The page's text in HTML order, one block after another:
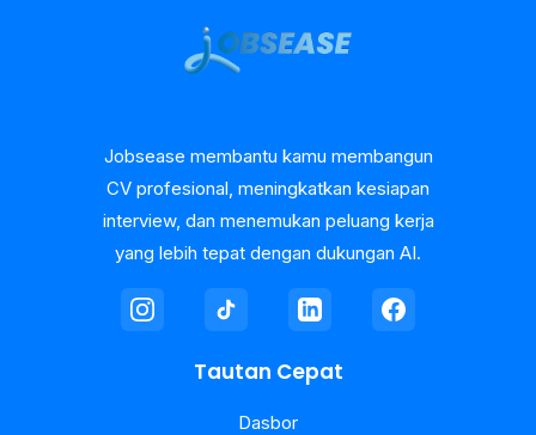
Jobsease membantu kamu membangun
CV profesional, meningkatkan kesiapan
interview, dan menemukan peluang kerja
yang lebih tepat dengan dukungan AI.
Tautan Cepat
Dasbor